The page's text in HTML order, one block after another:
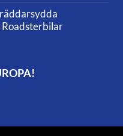
Roadsterbilar